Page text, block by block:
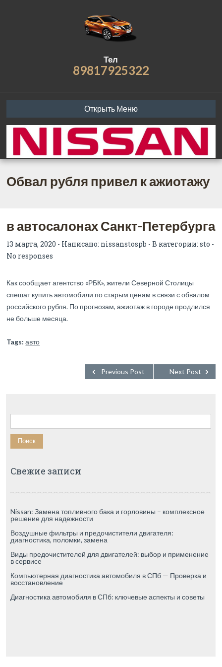
Тел
89817925322
Открыть Меню
Обвал рубля привел к ажиотажу
в автосалонах Санкт-Петербурга
13 марта, 2020 - Написано: nissanstospb - В категории:sto -
No responses
Как сообщает агентство «РБК», жители Северной Столицы
спешат купить автомобили по старым ценам в связи с обвалом
российского рубля. По прогнозам, ажиотаж в городе продлился
не больше месяца.
Tags: авто
Next Post
Previous Post
Найти:
Свежие записи
Nissan: Замена топливного бака и горловины – комплексное
решение для надежности
Воздушные фильтры и предочистители двигателя:
диагностика, поломки, замена
Виды предочистителей для двигателей: выбор и применение
в сервисе
Компьютерная диагностика автомобиля в СПб — Проверка и
восстановление
Диагностика автомобиля в СПб: ключевые аспекты и советы